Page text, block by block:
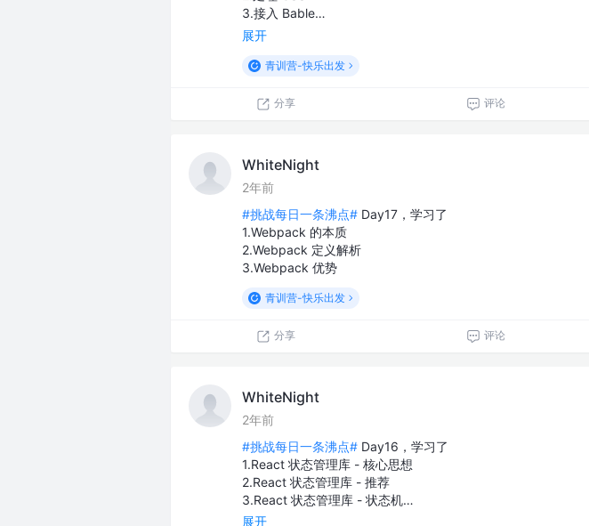
3.接入 Bable…
展开
青训营-快乐出发
分享 评论
WhiteNight
2年前
#挑战每日一条沸点# Day17，学习了
1.Webpack 的本质
2.Webpack 定义解析
3.Webpack 优势
青训营-快乐出发
分享 评论
WhiteNight
2年前
#挑战每日一条沸点# Day16，学习了
1.React 状态管理库 - 核心思想
2.React 状态管理库 - 推荐
3.React 状态管理库 - 状态机…
展开